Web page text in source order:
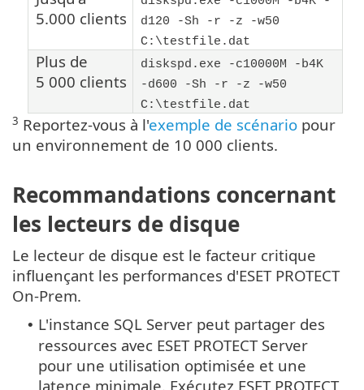
5.000 clients
d120 -Sh -r -z -w50
C:\testfile.dat
Plus de
5 000 clients
diskspd.exe -c10000M -b4K
-d600 -Sh -r -z -w50
C:\testfile.dat
3 Reportez-vous à l'exemple de scénario pour
un environnement de 10 000 clients.
Recommandations concernant
les lecteurs de disque
Le lecteur de disque est le facteur critique
influençant les performances d'ESET PROTECT
On-Prem.
• L'instance SQL Server peut partager des
ressources avec ESET PROTECT Server
pour une utilisation optimisée et une
latence minimale. Exécutez ESET PROTECT